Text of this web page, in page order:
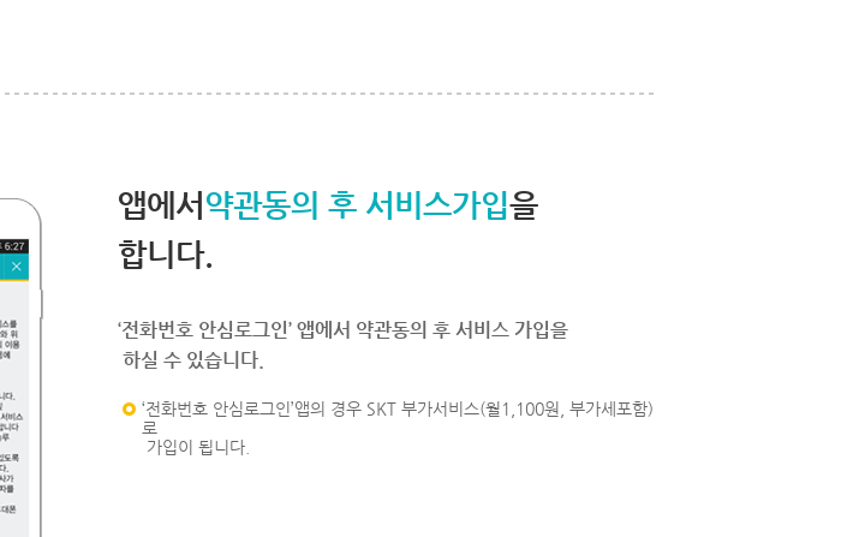
앱에서 약관동의 후 서비스가입을
합니다.
‘전화번호 안심로그인’ 앱에서 약관동의 후 서비스 가입을
하실 수 있습니다.
‘전화번호 안심로그인’앱의 경우 SKT 부가서비스(월1,100원, 부가세포함)
로
가입이 됩니다.